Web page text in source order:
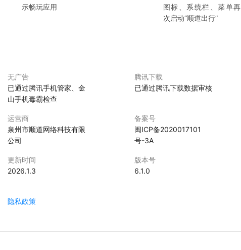
示畅玩应用
图标、系统栏、菜单再
次启动“顺道出行”
无广告
已通过腾讯手机管家、金
山手机毒霸检查
腾讯下载
已通过腾讯下载数据审核
运营商
泉州市顺道网络科技有限
公司
备案号
闽ICP备2020017101
号-3A
更新时间
2026.1.3
版本号
6.1.0
隐私政策